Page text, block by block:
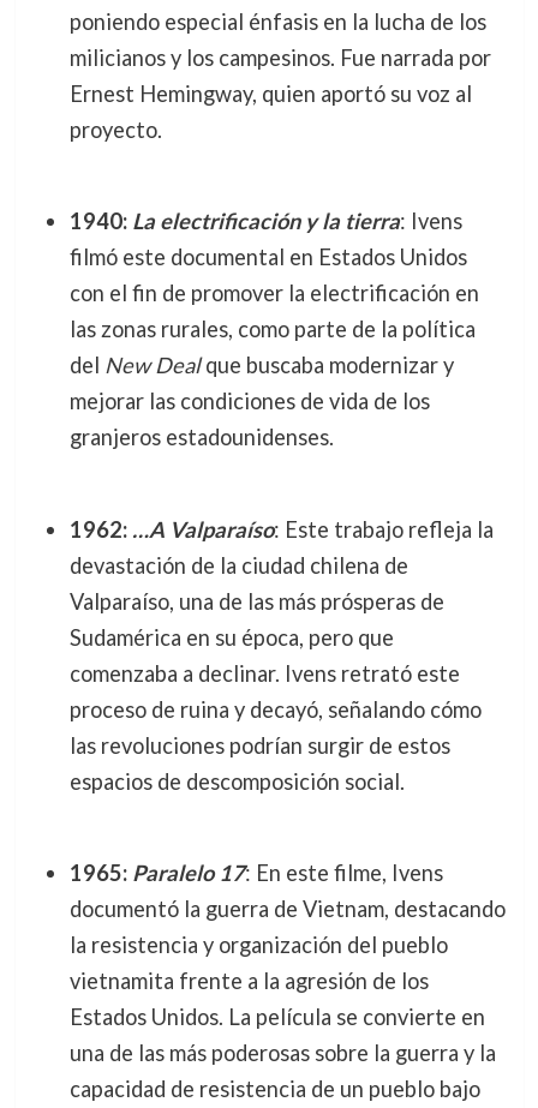
poniendo especial énfasis en la lucha de los
milicianos y los campesinos. Fue narrada por
Ernest Hemingway, quien aportó su voz al
proyecto.
1940: La electrificación y la tierra: Ivens
filmó este documental en Estados Unidos
con el fin de promover la electrificación en
las zonas rurales, como parte de la política
del New Dealque buscaba modernizar y
mejorar las condiciones de vida de los
granjeros estadounidenses.
1962: …A Valparaíso: Este trabajo refleja la
devastación de la ciudad chilena de
Valparaíso, una de las más prósperas de
Sudamérica en su época, pero que
comenzaba a declinar. Ivens retrató este
proceso de ruina y decayó, señalando cómo
las revoluciones podrían surgir de estos
espacios de descomposición social.
1965: Paralelo 17: En este filme, Ivens
documentó la guerra de Vietnam, destacando
la resistencia y organización del pueblo
vietnamita frente a la agresión de los
Estados Unidos. La película se convierte en
una de las más poderosas sobre la guerra y la
capacidad de resistencia de un pueblo bajo